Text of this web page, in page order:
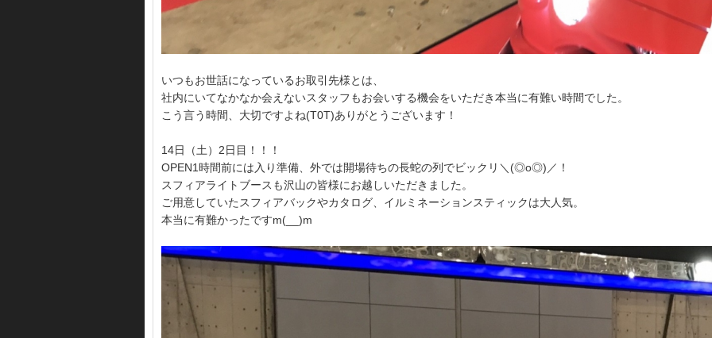
いつもお世話になっているお取引先様とは、
社内にいてなかなか会えないスタッフもお会いする機会をいただき本当に有難い時間でした。
こう言う時間、大切ですよね(T0T)ありがとうございます！
14日（土）2日目！！！
OPEN1時間前には入り準備、外では開場待ちの長蛇の列でビックリ＼(◎o◎)／！
スフィアライトブースも沢山の皆様にお越しいただきました。
ご用意していたスフィアバックやカタログ、イルミネーションスティックは大人気。
本当に有難かったですm(__)m